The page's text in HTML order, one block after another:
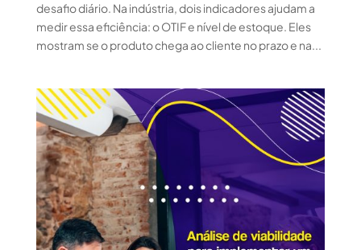
desafio diário. Na indústria, dois indicadores ajudam a
medir essa eficiência: o OTIF e nível de estoque. Eles
mostram se o produto chega ao cliente no prazo e na...